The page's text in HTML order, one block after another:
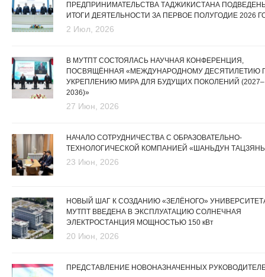
ПРЕДПРИНИМАТЕЛЬСТВА ТАДЖИКИСТАНА
ИТОГИ ДЕЯТЕЛЬНОСТИ ЗА ПЕРВОЕ ПОЛУГОДИЕ 2026
2 Июл, 2026
В МУТПТ СОСТОЯЛАСЬ НАУЧНАЯ КОНФЕРЕНЦИЯ,
ПОСВЯЩЁННАЯ «МЕЖДУНАРОДНОМУ ДЕСЯТИЛЕТИЮ
УКРЕПЛЕНИЮ МИРА ДЛЯ БУДУЩИХ ПОКОЛЕНИЙ (2027–
2036)»
27 Июн, 2026
НАЧАЛО СОТРУДНИЧЕСТВА С ОБРАЗОВАТЕЛЬНО-
ТЕХНОЛОГИЧЕСКОЙ КОМПАНИЕЙ «ШАНЬДУН
23 Июн, 2026
НОВЫЙ ШАГ К СОЗДАНИЮ «ЗЕЛЁНОГО»
МУТПТ ВВЕДЕНА В ЭКСПЛУАТАЦИЮ СОЛНЕЧНАЯ
ЭЛЕКТРОСТАНЦИЯ МОЩНОСТЬЮ 150 кВт
20 Июн, 2026
ПРЕДСТАВЛЕНИЕ НОВОНАЗНАЧЕННЫХ